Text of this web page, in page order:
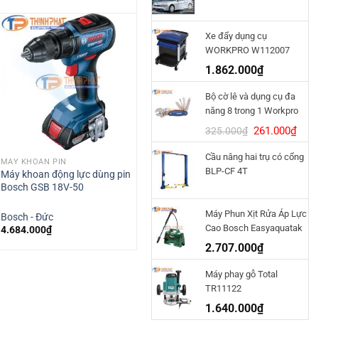
Xe đẩy dụng cụ
WORKPRO W112007
1.862.000₫
Bộ cờ lê và dụng cụ đa
năng 8 trong 1 Workpro
W014011
325.000₫ Giá
gốc
là:
261.000₫Giá
hiện
tại
Cầu nâng hai trụ có cổng
BLP-CF 4T
Máy Phun Xịt Rửa Áp Lực
Cao Bosch Easyaquatak
120
2.707.000₫
Máy phay gỗ Total
TR11122
1.640.000₫
MÁY KHOAN PIN
Máy khoan động lực dùng pin
Bosch GSB 18V-50
Bosch - Đức
4.684.000₫
MÁY HÚT BỤI
Máy hút bụi Bosch GAS 18V-1
Li bản Mới (01 Pin 3,0Ah + 1
sạc)
Bosch - Đức
29.555.000